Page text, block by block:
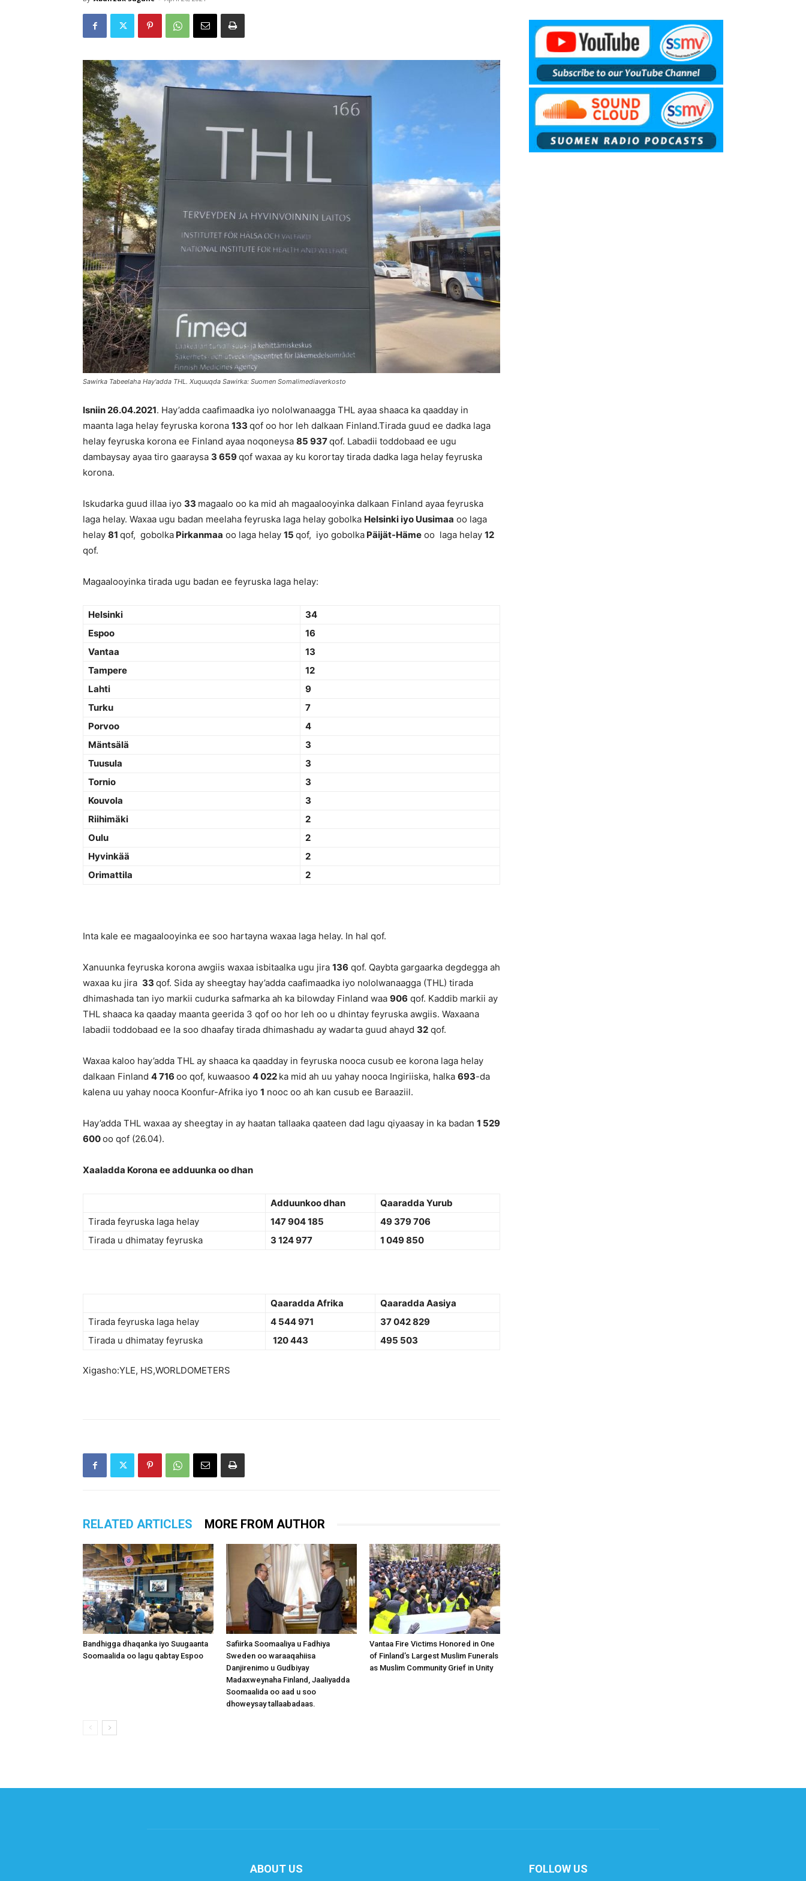
Sawirka Tabeelaha Hay'adda THL. Xuquuqda Sawirka: Suomen Somalimediaverkosto
Isniin 26.04.2021. Hay’adda caafimaadka iyo nololwanaagga THL ayaa shaaca ka qaadday in
maanta laga helay feyruska korona 133 qof oo hor leh dalkaan Finland.Tirada guud ee dadka laga
helay feyruska korona ee Finland ayaa noqoneysa 85 937qof. Labadii toddobaad ee ugu
dambaysay ayaa tiro gaaraysa 3 659qof waxaa ay ku korortay tirada dadka laga helay feyruska
korona.
Iskudarka guud illaa iyo 33 magaalo oo ka mid ah magaalooyinka dalkaan Finland ayaa feyruska
laga helay. Waxaa ugu badan meelaha feyruska laga helay gobolka Helsinki iyo Uusimaa oo laga
helay 81 qof, gobolka Pirkanmaa oo laga helay 15 qof, iyo gobolka Päijät-Häme oo laga helay 12
qof.
Magaalooyinka tirada ugu badan ee feyruska laga helay:
Helsinki
34
Espoo
16
Vantaa
13
Tampere
12
Lahti
9
Turku
7
Porvoo
4
Mäntsälä
3
Tuusula
3
Tornio
3
Kouvola
3
Riihimäki
2
Oulu
2
Hyvinkää
2
Orimattila
2
Inta kale ee magaalooyinka ee soo hartayna waxaa laga helay. In hal qof.
Xanuunka feyruska korona awgiis waxaa isbitaalka ugu jira 136 qof. Qaybta gargaarka degdegga ah
waxaa ku jira 33 qof. Sida ay sheegtay hay’adda caafimaadka iyo nololwanaagga (THL) tirada
dhimashada tan iyo markii cudurka safmarka ah ka bilowday Finland waa 906 qof. Kaddib markii ay
THL shaaca ka qaaday maanta geerida 3 qof oo hor leh oo u dhintay feyruska awgiis. Waxaana
labadii toddobaad ee la soo dhaafay tirada dhimashadu ay wadarta guud ahayd 32 qof.
Waxaa kaloo hay’adda THL ay shaaca ka qaadday in feyruska nooca cusub ee korona laga helay
dalkaan Finland 4 716 oo qof, kuwaasoo 4 022 ka mid ah uu yahay nooca Ingiriiska, halka 693-da
kalena uu yahay nooca Koonfur-Afrika iyo 1 nooc oo ah kan cusub ee Baraaziil.
Hay’adda THL waxaa ay sheegtay in ay haatan tallaaka qaateen dad lagu qiyaasay in ka badan 1 529
600oo qof (26.04).
Xaaladda Korona ee adduunka oo dhan
Adduunkoo dhan
Qaaradda Yurub
Tirada feyruska laga helay
147 904 185
49 379 706
Tirada u dhimatay feyruska
3 124 977 1 049 850
Qaaradda Afrika
Qaaradda Aasiya
Tirada feyruska laga helay
4 544 971
37 042 829
Tirada u dhimatay feyruska
120 443 495 503
Xigasho:YLE, HS,WORLDOMETERS
RELATED ARTICLES MORE FROM AUTHOR
Bandhigga dhaqanka iyo Suugaanta
Soomaalida oo lagu qabtay Espoo
Safiirka Soomaaliya u Fadhiya
Sweden oo waraaqahiisa
Danjirenimo u Gudbiyay
Madaxweynaha Finland, Jaaliyadda
Soomaalida oo aad u soo
dhoweysay tallaabadaas.
Vantaa Fire Victims Honored in One
of Finland’s Largest Muslim Funerals
as Muslim Community Grief in Unity
ABOUT US FOLLOW US